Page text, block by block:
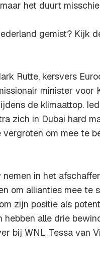
het duurt
gemist? Kijk
Rutte, kersvers
minister voor
de klimaattop.
zich in Dubai hard
om mee te
in het
om allianties mee te
zijn positie als
hebben alle drie
bij WNL Tessa van